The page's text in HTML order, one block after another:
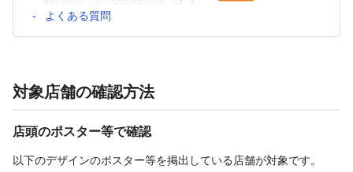
よくある質問
対象店舗の確認方法
店頭のポスター等で確認
以下のデザインのポスター等を掲出している店舗が対象です。